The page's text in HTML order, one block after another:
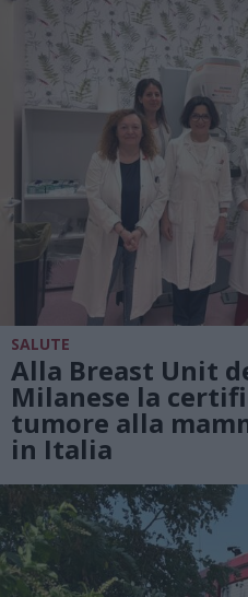
SALUTE
Alla Breast Unit
Milanese la
tumore alla
in Italia